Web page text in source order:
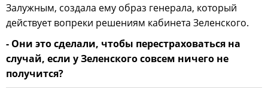
Залужным, создала ему образ генерала, который
действует вопреки решениям кабинета Зеленского.
- Они это сделали, чтобы перестраховаться на
случай, если у Зеленского совсем ничего не
получится?